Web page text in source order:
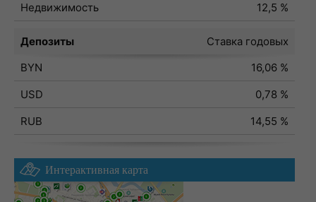
Недвижимость
12,5 %
Депозиты
Ставка годовых
BYN
16,06 %
USD
0,78 %
RUB
14,55 %
Интерактивная карта